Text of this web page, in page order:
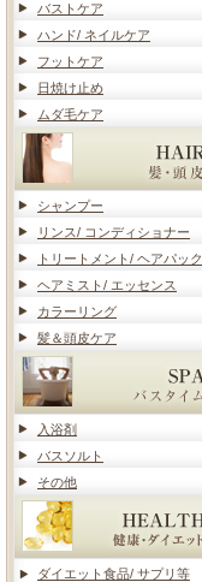
バストケア
ハンド/ ネイルケア
フットケア
日焼け止め
ムダ毛ケア
シャンプー
リンス/ コンディショナー
トリートメント/ ヘアパック
ヘアミスト/ エッセンス
カラーリング
髪＆頭皮ケア
入浴剤
バスソルト
その他
ダイエット食品/ サプリ等